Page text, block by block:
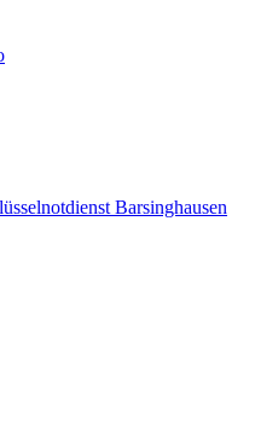
Barsinghausen